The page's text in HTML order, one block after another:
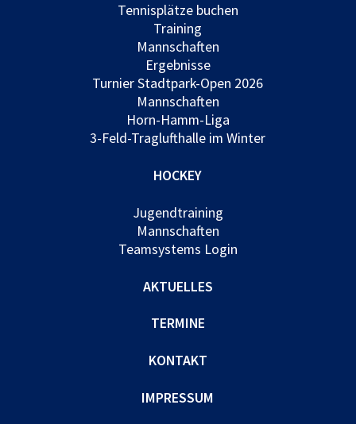
Tennisplätze buchen
Training
Mannschaften
Ergebnisse
Turnier Stadtpark-Open 2026
Mannschaften
Horn-Hamm-Liga
3-Feld-Traglufthalle im Winter
HOCKEY
Jugendtraining
Mannschaften
Teamsystems Login
AKTUELLES
TERMINE
KONTAKT
IMPRESSUM